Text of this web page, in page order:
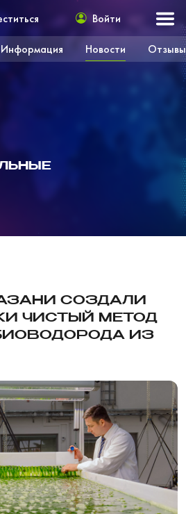
Информация Новости Отзывы
Войти
СОЗДАЛИ
ЧИСТЫЙ МЕТОД
ИЗ